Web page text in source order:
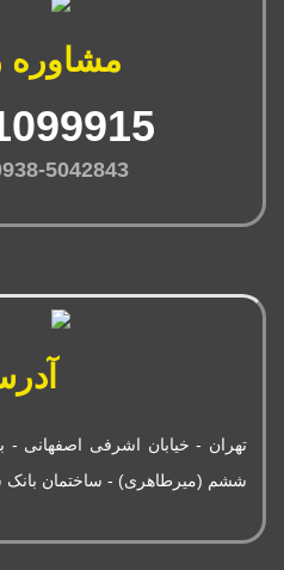
مشاوره
0938-5042843
تهران - خیابان اشرفی اصفهانی -
ششم (میرطاهری) - ساختمان بانک سپه -